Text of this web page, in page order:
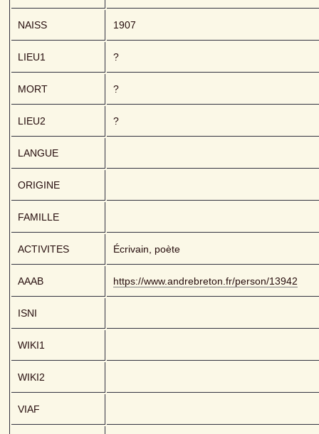
NAISS 1907
LIEU1 ?
MORT ?
LIEU2 ?
LANGUE
ORIGINE
FAMILLE
ACTIVITES Écrivain, poète
AAAB https://www.andrebreton.fr/person/13942
ISNI
WIKI1
WIKI2
VIAF